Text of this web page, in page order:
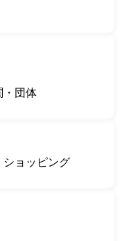
・団体
ショッピング